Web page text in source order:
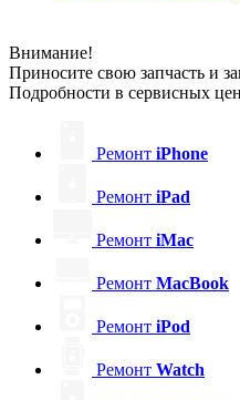
Внимание!
Приносите свою запчасть и
Подробности в сервисных
Ремонт iPhone
Ремонт iPad
Ремонт iMac
Ремонт MacBook
Ремонт iPod
Ремонт Watch